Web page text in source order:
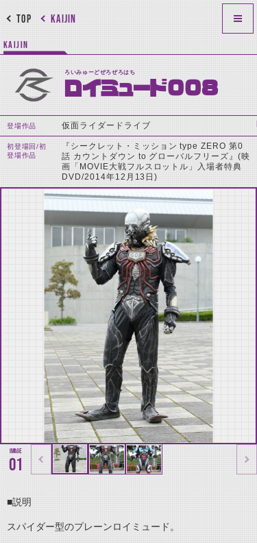
KAIJIN
TOP
KAIJIN
ろいみゅーどぜろぜろはち
ロイミュード008
登場作品 仮面ライダードライブ
初登場回/初
登場作品
『シークレット・ミッション type ZERO 第0
話 カウントダウン to グローバルフリーズ』(映
画「MOVIE大戦フルスロットル」入場者特典
DVD/2014年12月13日)
01
■説明
スパイダー型のプレーンロイミュード。